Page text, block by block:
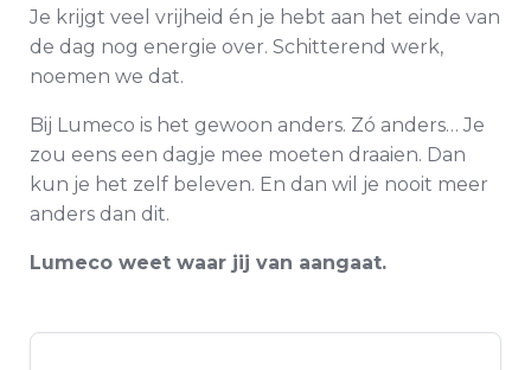
Je krijgt veel vrijheid én je hebt aan het einde van
de dag nog energie over. Schitterend werk,
noemen we dat.
Bij Lumeco is het gewoon anders. Zó anders… Je
zou eens een dagje mee moeten draaien. Dan
kun je het zelf beleven. En dan wil je nooit meer
anders dan dit.
Lumeco weet waar jij van aangaat.